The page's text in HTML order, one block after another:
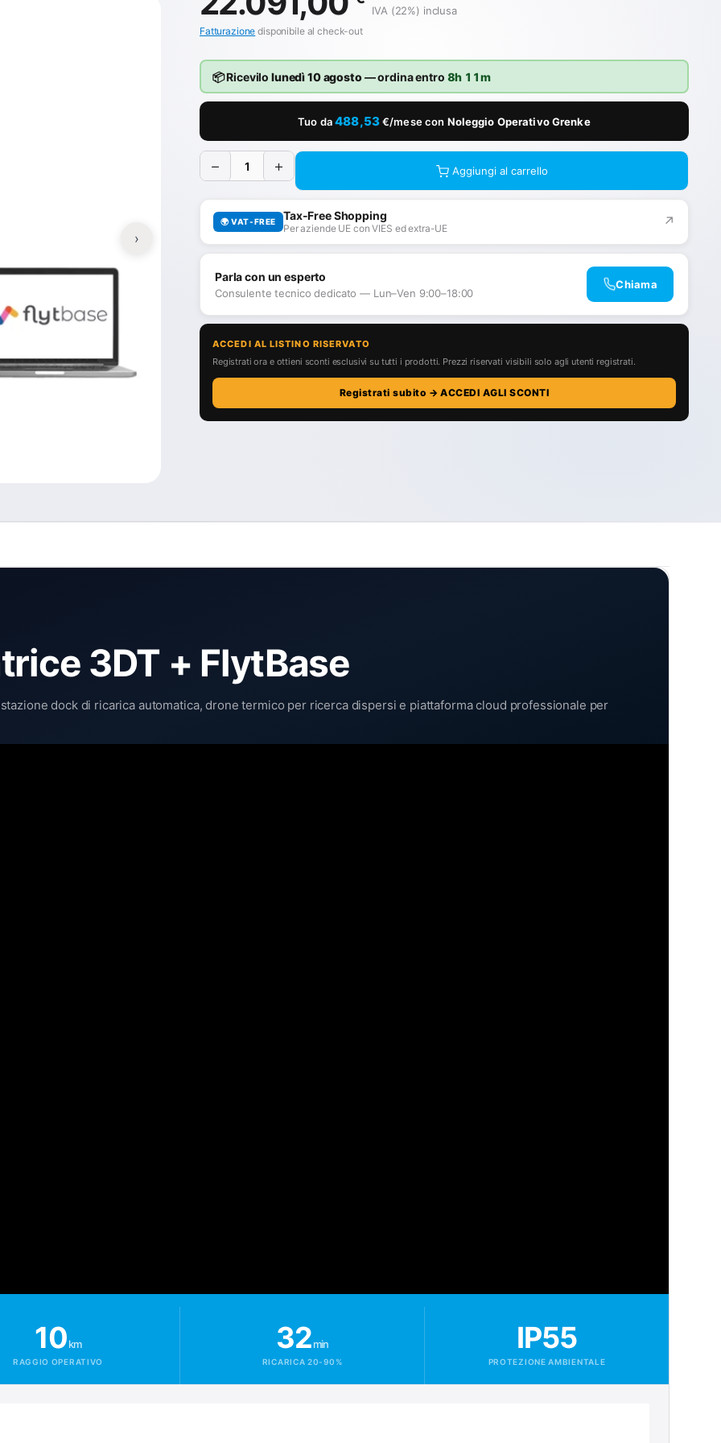
›
IVA (22%) inclusa
Fatturazione disponibile al check-out
📦 Ricevilo lunedì 10 agosto— ordina entro 8h 11m
Tuo da488,53€/mese con Noleggio Operativo Grenke
− + Aggiungi al carrello
🌍 VAT-FREE Tax-Free Shopping
Per aziende UE con VIES ed extra-UE ↗
Parla con un esperto
Consulente tecnico dedicato — Lun–Ven 9:00–18:00
Chiama
ACCEDI AL LISTINO RISERVATO
Registrati ora e ottieni sconti esclusivi su tutti i prodotti. Prezzi riservati visibili solo agli utenti registrati.
Registrati subito → ACCEDI AGLI SCONTI
3DT + FlytBase
dock di ricarica automatica, drone termico per ricerca dispersi e piattaforma cloud professionale per
10km
RAGGIO OPERATIVO
32min
RICARICA 20-90%
IP55
PROTEZIONE AMBIENTALE